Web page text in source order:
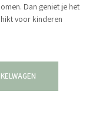
Dan geniet je het
voor kinderen